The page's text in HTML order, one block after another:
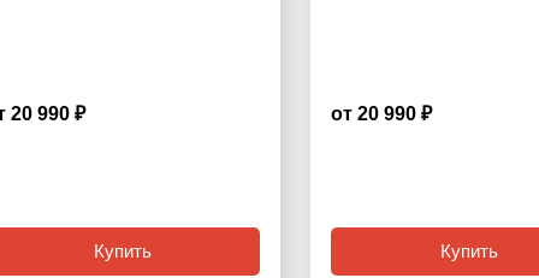
20 990 ₽
Купить
от 20 990 ₽
Купить